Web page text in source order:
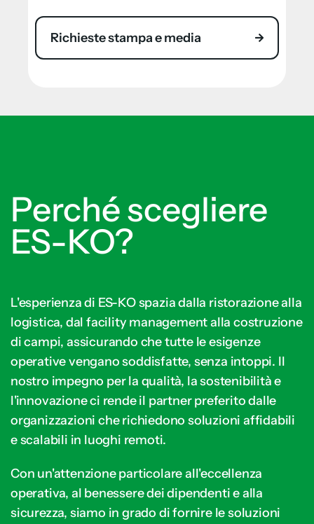
Richieste stampa e media
Perché scegliere
ES-KO?
L'esperienza di ES-KO spazia dalla ristorazione alla
logistica, dal facility management alla costruzione
di campi, assicurando che tutte le esigenze
operative vengano soddisfatte, senza intoppi. Il
nostro impegno per la qualità, la sostenibilità e
l'innovazione ci rende il partner preferito dalle
organizzazioni che richiedono soluzioni affidabili
e scalabili in luoghi remoti.
Con un'attenzione particolare all'eccellenza
operativa, al benessere dei dipendenti e alla
sicurezza, siamo in grado di fornire le soluzioni